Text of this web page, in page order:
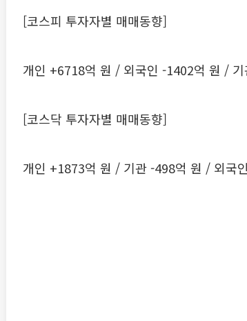
[코스피 투자자별 매매동향]
개인 +6718억 원 / 외국인 -1402억 원 /
[코스닥 투자자별 매매동향]
개인 +1873억 원 / 기관 -498억 원 / 외국